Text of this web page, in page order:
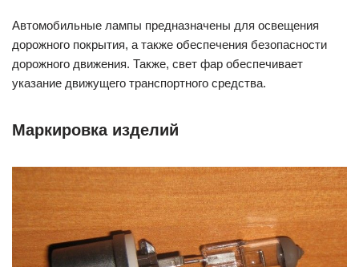
Автомобильные лампы предназначены для освещения
дорожного покрытия, а также обеспечения безопасности
дорожного движения. Также, свет фар обеспечивает
указание движущего транспортного средства.
Маркировка изделий